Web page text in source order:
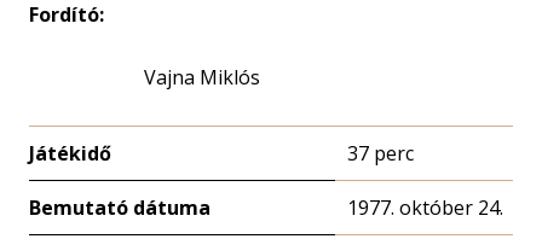
Fordító:
Vajna Miklós
Játékidő 37 perc
Bemutató dátuma 1977. október 24.